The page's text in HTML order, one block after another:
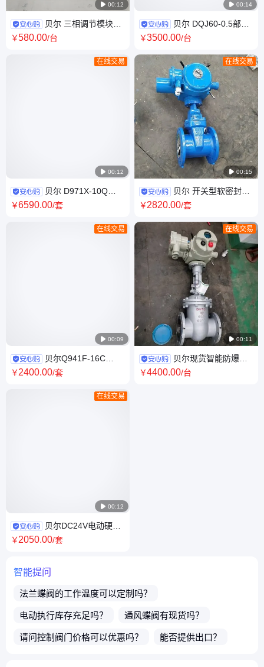
 00:12
贝尔 三相调节模块
PT-3D-J模拟量信号控制和反馈
￥580.00/台
 00:12
在线交易
贝尔 D971X-10Q
DN500智能一体化开关型电动
￥6590.00/套
 00:09
在线交易
贝尔Q941F-16C
DN80开关防爆法兰软密封电动
￥2400.00/套
 00:12
在线交易
贝尔DC24V电动硬密
封三偏心蝶阀法兰铸钢材质
￥2050.00/套
 00:14
贝尔 DQJ60-0.5部分
回转智能型一体化 角行程电动
￥3500.00/台
 00:15
在线交易
贝尔 开关型软密封电
动明杆闸阀球铁材质走水
￥2820.00/套
 00:11
在线交易
贝尔现货智能防爆液
晶型电动闸阀旋钮控制生产厂
￥4400.00/台
智能提问
法兰蝶阀的工作温度可以定制吗？
电动执行库存充足吗？ 通风蝶阀有现货吗？
请问控制阀门价格可以优惠吗？ 能否提供出口？